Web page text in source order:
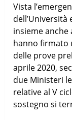
Vista
dell’Università
insieme anche
hanno firmato
delle prove
aprile 2020,
due Ministeri
relative al V
sostegno si